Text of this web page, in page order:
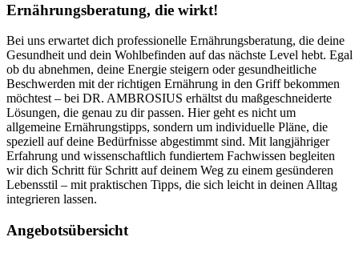
Ernährungsberatung, die wirkt!
Bei uns erwartet dich professionelle Ernährungsberatung, die deine
Gesundheit und dein Wohlbefinden auf das nächste Level hebt. Egal
ob du abnehmen, deine Energie steigern oder gesundheitliche
Beschwerden mit der richtigen Ernährung in den Griff bekommen
möchtest – bei DR. AMBROSIUS erhältst du maßgeschneiderte
Lösungen, die genau zu dir passen. Hier geht es nicht um
allgemeine Ernährungstipps, sondern um individuelle Pläne, die
speziell auf deine Bedürfnisse abgestimmt sind. Mit langjähriger
Erfahrung und wissenschaftlich fundiertem Fachwissen begleiten
wir dich Schritt für Schritt auf deinem Weg zu einem gesünderen
Lebensstil – mit praktischen Tipps, die sich leicht in deinen Alltag
integrieren lassen.
Angebotsübersicht